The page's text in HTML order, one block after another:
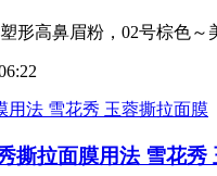
形高鼻眉粉，02号棕色
撕拉面膜用法 雪花秀